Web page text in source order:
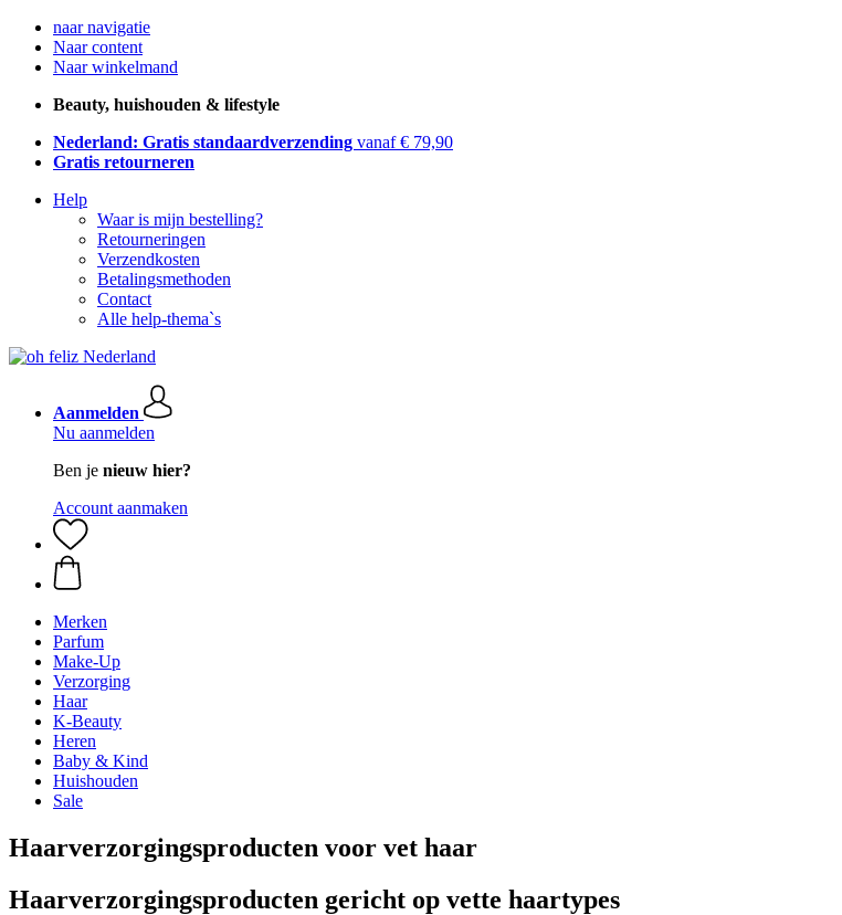
naar navigatie
Naar content
Naar winkelmand
Beauty, huishouden & lifestyle
Nederland: Gratis standaardverzending vanaf € 79,90
Gratis retourneren
Help
Waar is mijn bestelling?
Retourneringen
Verzendkosten
Betalingsmethoden
Contact
Alle help-thema`s
Aanmelden
Nu aanmelden
Ben je nieuw hier?
Account aanmaken
Merken
Parfum
Make-Up
Verzorging
Haar
K-Beauty
Heren
Baby & Kind
Huishouden
Sale
Haarverzorgingsproducten voor vet haar
Haarverzorgingsproducten gericht op vette haartypes